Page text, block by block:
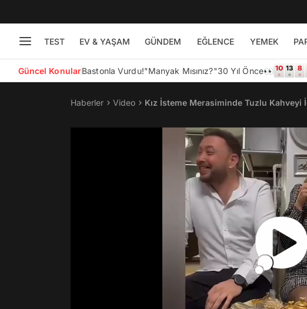
TEST EV & YAŞAM GÜNDEM EĞLENCE YEMEK
Güncel KonularBastonla Vurdu!"Manyak Mısınız?"30 Yıl Önce👀
Haberler Video Kız İsteme Merasiminde Tuzlu